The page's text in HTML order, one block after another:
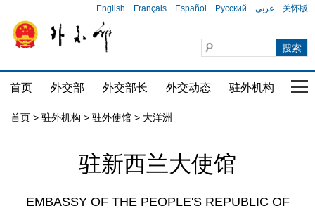
English Français Español Русский عربي 关怀版
首页 外交部 外交部长 外交动态 驻外机构 国
首页 > 驻外机构 > 驻外使馆 > 大洋洲
驻新西兰大使馆
EMBASSY OF THE PEOPLE'S REPUBLIC OF